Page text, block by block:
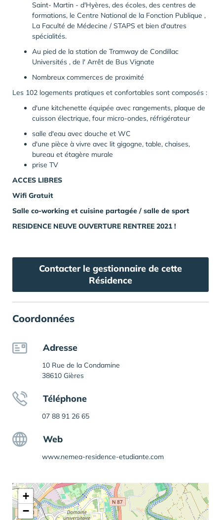
Saint- Martin - d'Hyères, des écoles, des centres de
formations, le Centre National de la Fonction Publique ,
La Faculté de Médecine / STAPS et bien d'autres
spécialités.
Au pied de la station de Tramway de Condillac
Universités , de l' Arrêt de Bus Vignate
Nombreux commerces de proximité
Les 102 logements pratiques et confortables sont composés :
d'une kitchenette équipée avec rangements, plaque de
cuisson électrique, four micro-ondes, réfrigérateur
salle d'eau avec douche et WC
d'une pièce à vivre avec lit gigogne, table, chaises,
bureau et étagère murale
prise TV
ACCES LIBRES
Wifi Gratuit
Salle co-working et cuisine partagée / salle de sport
RESIDENCE NEUVE OUVERTURE RENTREE 2021 !
Contacter le gestionnaire de cette
Résidence
Coordonnées
Adresse
10 Rue de la Condamine
38610 Gières
Téléphone
07 88 91 26 65
Web
www.nemea-residence-etudiante.com
+
−